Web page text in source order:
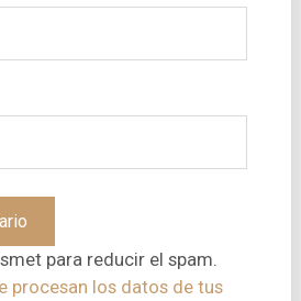
para reducir el spam.
procesan los datos de tus